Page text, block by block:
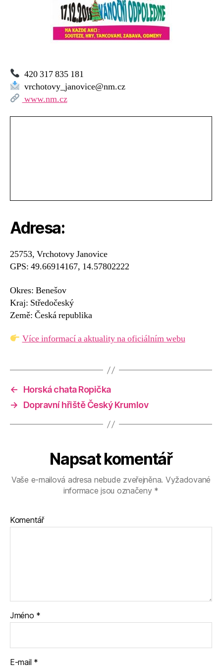
420 317 835 181
vrchotovy_janovice@nm.cz
www.nm.cz
Adresa:
25753, Vrchotovy Janovice
GPS: 49.66914167, 14.57802222
Okres: Benešov
Kraj: Středočeský
Země: Česká republika
Více informací a aktuality na oficiálním webu
←
Horská chata Ropička
→
Dopravní hřiště Český Krumlov
Napsat komentář
Vaše e-mailová adresa nebude zveřejněna. Vyžadované
informace jsou označeny *
Komentář
Jméno *
E-mail *